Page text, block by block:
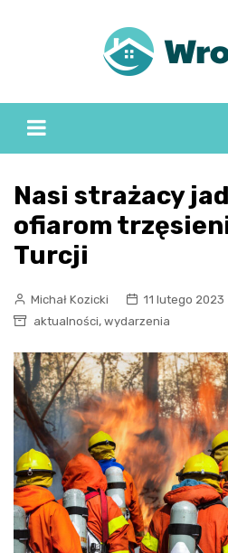
Nasi strażacy
ofiarom
Turcji
Michał Kozicki
11 lutego 2023
aktualności, wydarzenia